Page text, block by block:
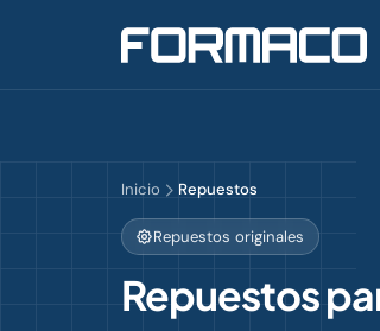
Inicio Repuestos
Repuestos originales
Repuestos